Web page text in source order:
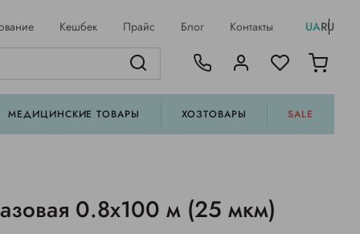
Кешбек Прайс Блог Контакты UARU
МЕДИЦИНСКИЕ ТОВАРЫ ХОЗТОВАРЫ SALE
0.8х100 м (25 мкм)